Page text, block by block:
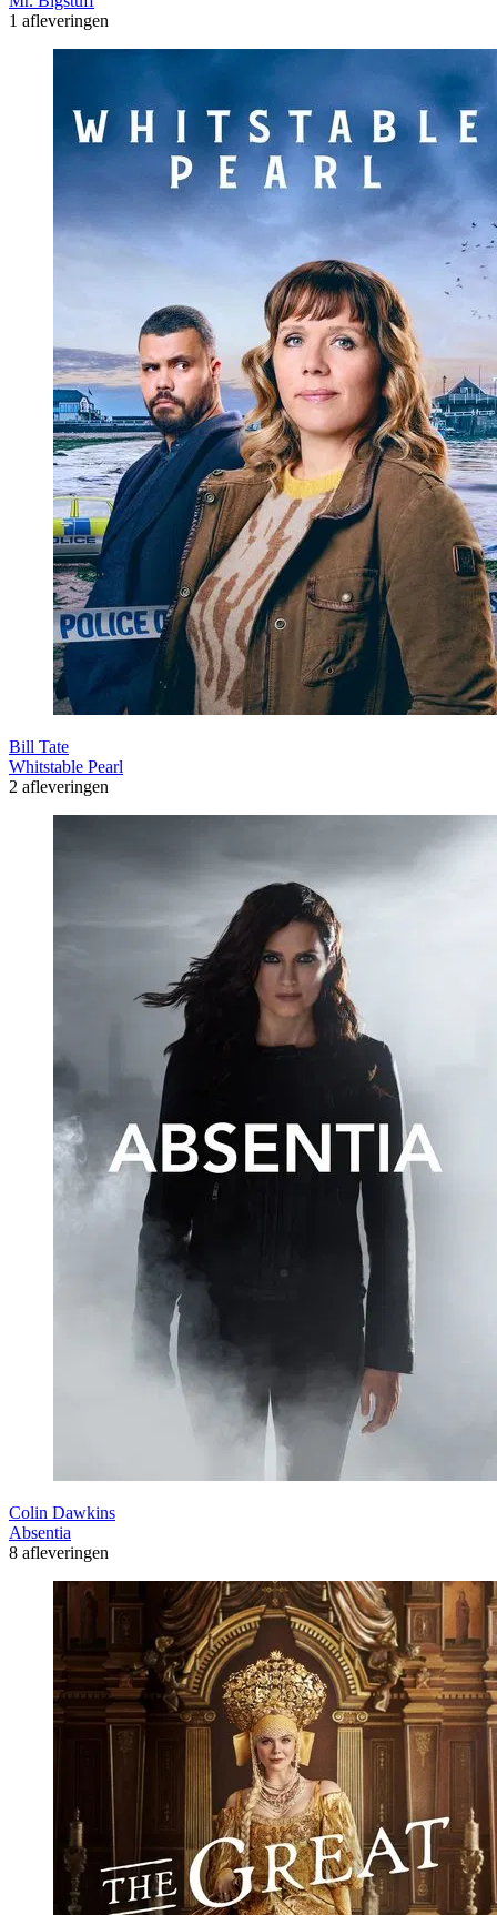
1 afleveringen
Bill Tate
Whitstable Pearl
2 afleveringen
Colin Dawkins
Absentia
8 afleveringen